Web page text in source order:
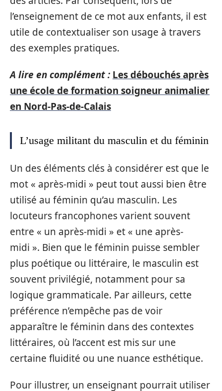
l’enseignement de ce mot aux enfants, il est
utile de contextualiser son usage à travers
des exemples pratiques.
A lire en complément : Les débouchés après
une école de formation soigneur animalier
en Nord-Pas-de-Calais
L’usage militant du masculin et du féminin
Un des éléments clés à considérer est que le
mot « après-midi » peut tout aussi bien être
utilisé au féminin qu’au masculin. Les
locuteurs francophones varient souvent
entre « un après-midi » et « une après-
midi ». Bien que le féminin puisse sembler
plus poétique ou littéraire, le masculin est
souvent privilégié, notamment pour sa
logique grammaticale. Par ailleurs, cette
préférence n’empêche pas de voir
apparaître le féminin dans des contextes
littéraires, où l’accent est mis sur une
certaine fluidité ou une nuance esthétique.
Pour illustrer, un enseignant pourrait utiliser